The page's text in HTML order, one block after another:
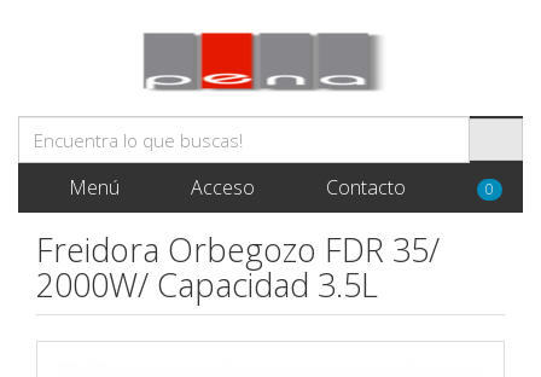
Menú Acceso Contacto 0
Freidora Orbegozo FDR 35/
2000W/ Capacidad 3.5L